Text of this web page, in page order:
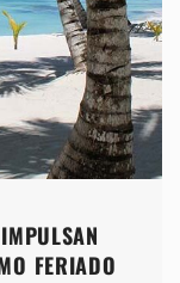
FERIADO